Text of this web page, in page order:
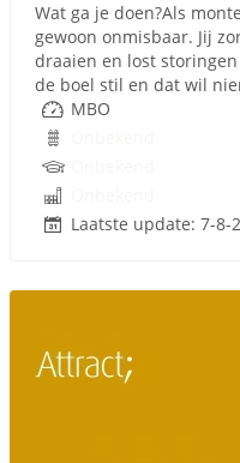
Wat ga je doen?Als
gewoon onmisbaar. Jij
draaien en lost
de boel stil en dat wil
MBO
Laatste update: 7-8-